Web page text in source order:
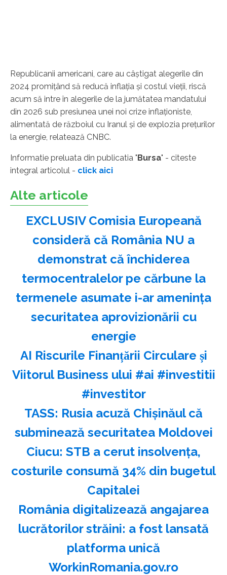
Republicanii americani, care au câştigat alegerile din
2024 promiţând să reducă inflaţia şi costul vieţii, riscă
acum să intre în alegerile de la jumătatea mandatului
din 2026 sub presiunea unei noi crize inflaţioniste,
alimentată de războiul cu Iranul şi de explozia preţurilor
la energie, relatează CNBC.
Informatie preluata din publicatia "Bursa" - citeste
integral articolul - click aici
Alte articole
EXCLUSIV Comisia Europeană
consideră că România NU a
demonstrat că închiderea
termocentralelor pe cărbune la
termenele asumate i-ar amenința
securitatea aprovizionării cu
energie
AI Riscurile Finanțării Circulare și
Viitorul Business ului #ai #investitii
#investitor
TASS: Rusia acuză Chişinăul că
subminează securitatea Moldovei
Ciucu: STB a cerut insolvenţa,
costurile consumă 34% din bugetul
Capitalei
România digitalizează angajarea
lucrătorilor străini: a fost lansată
platforma unică
WorkinRomania.gov.ro